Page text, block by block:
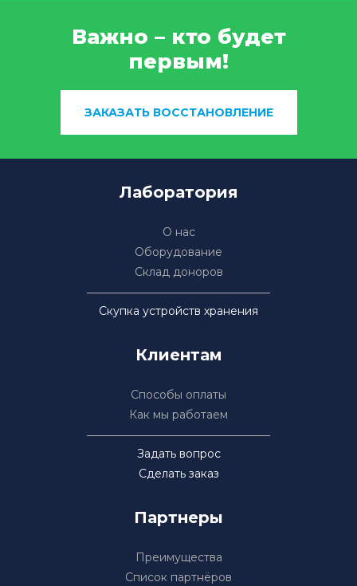
Важно – кто будет
первым!
ЗАКАЗАТЬ ВОССТАНОВЛЕНИЕ
Лаборатория
О нас
Оборудование
Склад доноров
Скупка устройств хранения
Клиентам
Способы оплаты
Как мы работаем
Задать вопрос
Сделать заказ
Партнеры
Преимущества
Список партнёров